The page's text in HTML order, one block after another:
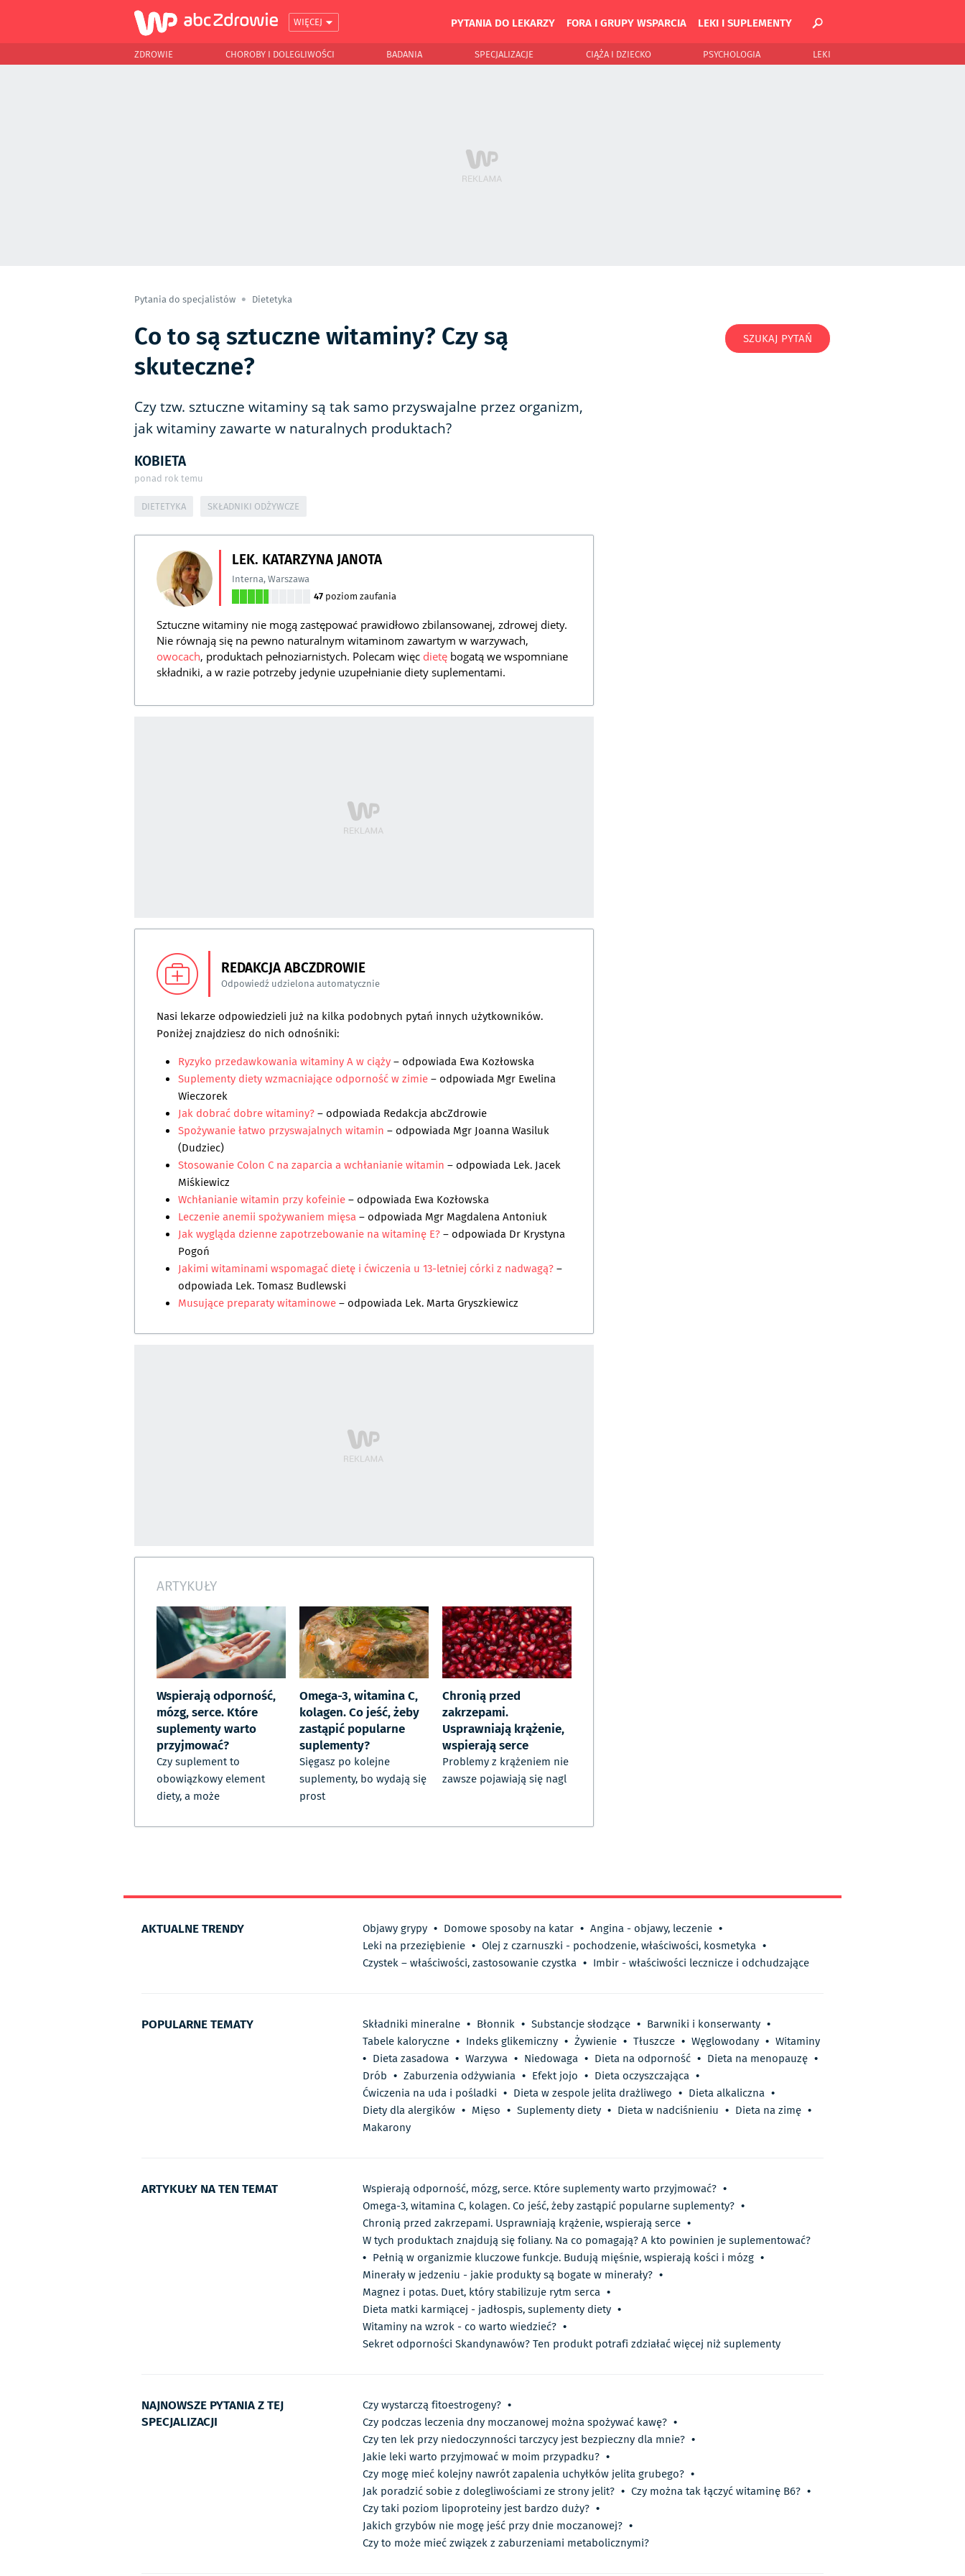
WIĘCEJ PYTANIA DO LEKARZY FORA I GRUPY WSPARCIA LEKI I SUPLEMENTY
ZDROWIE CHOROBY I DOLEGLIWOŚCI BADANIA SPECJALIZACJE CIĄŻA I DZIECKO PSYCHOLOGIA LEKI
Pytania do specjalistów Dietetyka
Co to są sztuczne witaminy? Czy są
skuteczne?
Czy tzw. sztuczne witaminy są tak samo przyswajalne przez organizm,
jak witaminy zawarte w naturalnych produktach?
KOBIETA
ponad rok temu
DIETETYKA SKŁADNIKI ODŻYWCZE
LEK. KATARZYNA JANOTA
Interna,Warszawa
47 poziom zaufania
Sztuczne witaminy nie mogą zastępować prawidłowo zbilansowanej, zdrowej diety.
Nie równają się na pewno naturalnym witaminom zawartym w warzywach,
owocach, produktach pełnoziarnistych. Polecam więc dietę bogatą we wspomniane
składniki, a w razie potrzeby jedynie uzupełnianie diety suplementami.
REDAKCJA ABCZDROWIE
Odpowiedź udzielona automatycznie
Nasi lekarze odpowiedzieli już na kilka podobnych pytań innych użytkowników.
Poniżej znajdziesz do nich odnośniki:
Ryzyko przedawkowania witaminy A w ciąży– odpowiada Ewa Kozłowska
Suplementy diety wzmacniające odporność w zimie– odpowiada Mgr Ewelina
Wieczorek
Jak dobrać dobre witaminy?– odpowiada Redakcja abcZdrowie
Spożywanie łatwo przyswajalnych witamin – odpowiada Mgr Joanna Wasiluk
(Dudziec)
Stosowanie Colon C na zaparcia a wchłanianie witamin – odpowiada Lek. Jacek
Miśkiewicz
Wchłanianie witamin przy kofeinie– odpowiada Ewa Kozłowska
Leczenie anemii spożywaniem mięsa– odpowiada Mgr Magdalena Antoniuk
Jak wygląda dzienne zapotrzebowanie na witaminę E?– odpowiada Dr Krystyna
Pogoń
Jakimi witaminami wspomagać dietę i ćwiczenia u 13-letniej córki z nadwagą?–
odpowiada Lek. Tomasz Budlewski
Musujące preparaty witaminowe– odpowiada Lek. Marta Gryszkiewicz
ARTYKUŁY
Wspierają odporność,
mózg, serce. Które
suplementy warto
przyjmować?
Czy suplement to
obowiązkowy element
diety, a może
Omega-3, witamina C,
kolagen. Co jeść, żeby
zastąpić popularne
suplementy?
Sięgasz po kolejne
suplementy, bo wydają się
prost
Chronią przed
zakrzepami.
Usprawniają krążenie,
wspierają serce
Problemy z krążeniem nie
zawsze pojawiają się nagl
SZUKAJ PYTAŃ
AKTUALNE TRENDY Objawy grypy • Domowe sposoby na katar • Angina - objawy, leczenie •
Leki na przeziębienie • Olej z czarnuszki - pochodzenie, właściwości, kosmetyka •
Czystek – właściwości, zastosowanie czystka • Imbir - właściwości lecznicze i odchudzające
POPULARNE TEMATY Składniki mineralne • Błonnik • Substancje słodzące • Barwniki i konserwanty •
Tabele kaloryczne • Indeks glikemiczny • Żywienie • Tłuszcze • Węglowodany • Witaminy
• Dieta zasadowa • Warzywa • Niedowaga • Dieta na odporność • Dieta na menopauzę •
Drób • Zaburzenia odżywiania • Efekt jojo • Dieta oczyszczająca •
Ćwiczenia na uda i pośladki • Dieta w zespole jelita drażliwego • Dieta alkaliczna •
Diety dla alergików • Mięso • Suplementy diety • Dieta w nadciśnieniu • Dieta na zimę •
Makarony
ARTYKUŁY NA TEN TEMAT Wspierają odporność, mózg, serce. Które suplementy warto przyjmować? •
Omega-3, witamina C, kolagen. Co jeść, żeby zastąpić popularne suplementy? •
Chronią przed zakrzepami. Usprawniają krążenie, wspierają serce •
W tych produktach znajdują się foliany. Na co pomagają? A kto powinien je suplementować?
• Pełnią w organizmie kluczowe funkcje. Budują mięśnie, wspierają kości i mózg •
Minerały w jedzeniu - jakie produkty są bogate w minerały? •
Magnez i potas. Duet, który stabilizuje rytm serca •
Dieta matki karmiącej - jadłospis, suplementy diety •
Witaminy na wzrok - co warto wiedzieć? •
Sekret odporności Skandynawów? Ten produkt potrafi zdziałać więcej niż suplementy
NAJNOWSZE PYTANIA Z TEJ
SPECJALIZACJI
Czy wystarczą fitoestrogeny? •
Czy podczas leczenia dny moczanowej można spożywać kawę? •
Czy ten lek przy niedoczynności tarczycy jest bezpieczny dla mnie? •
Jakie leki warto przyjmować w moim przypadku? •
Czy mogę mieć kolejny nawrót zapalenia uchyłków jelita grubego? •
Jak poradzić sobie z dolegliwościami ze strony jelit? • Czy można tak łączyć witaminę B6? •
Czy taki poziom lipoproteiny jest bardzo duży? •
Jakich grzybów nie mogę jeść przy dnie moczanowej? •
Czy to może mieć związek z zaburzeniami metabolicznymi?